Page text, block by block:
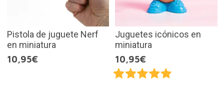
Pistola de juguete Nerf
en miniatura
10,95€
Juguetes icónicos en
miniatura
10,95€